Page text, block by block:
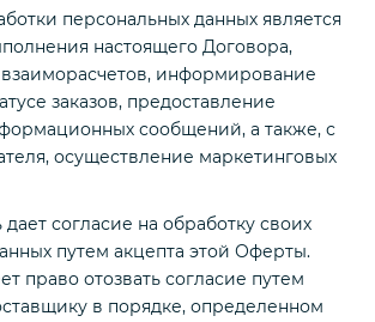
персональных данных является
настоящего Договора,
информирование
заказов, предоставление
сообщений, а также, с
осуществление маркетинговых
дает согласие на обработку своих
путем акцепта этой Оферты.
право отозвать согласие путем
в порядке, определенном